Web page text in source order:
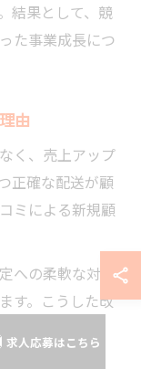
結果として、競
た事業成長につ
由
く、売上アップ
正確な配送が顧
ミによる新規顧
への柔軟な対
す。こうした改
立に欠かせませ
求人応募はこちら